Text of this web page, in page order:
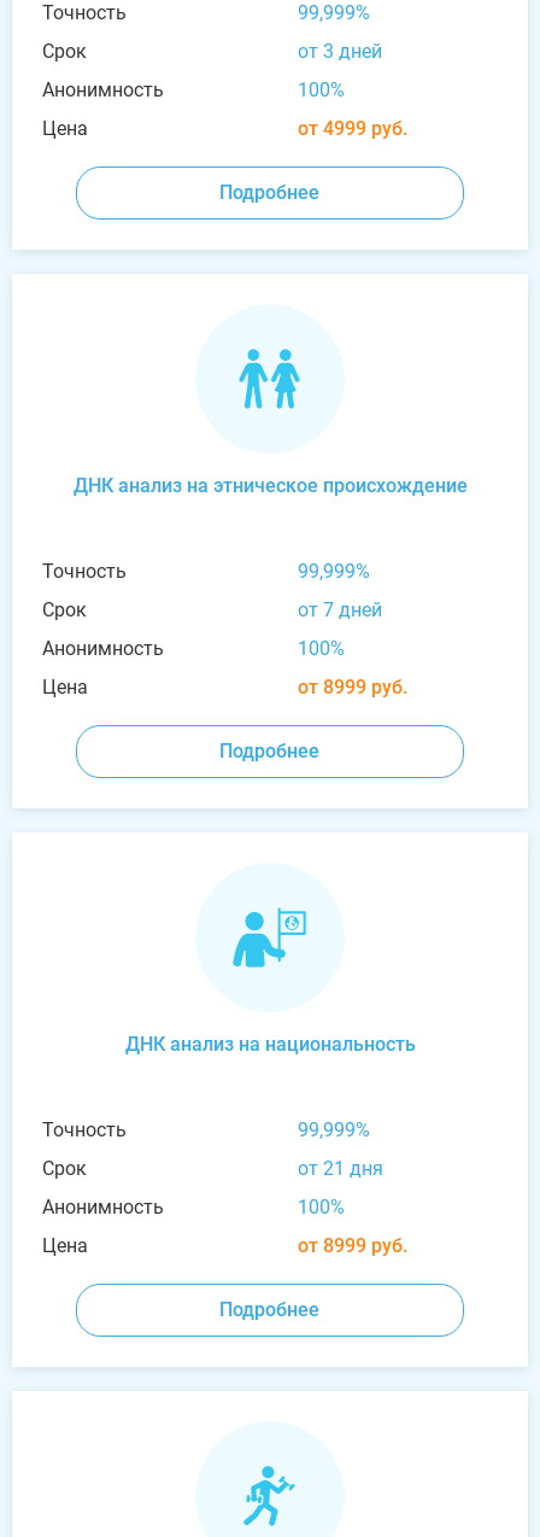
Точность
99,999%
Срок
от 3 дней
Анонимность
100%
Цена
от 4999 руб.
Подробнее
ДНК анализ на этническое происхождение
Точность
99,999%
Срок
от 7 дней
Анонимность
100%
Цена
от 8999 руб.
Подробнее
ДНК анализ на национальность
Точность
99,999%
Срок
от 21 дня
Анонимность
100%
Цена
от 8999 руб.
Подробнее